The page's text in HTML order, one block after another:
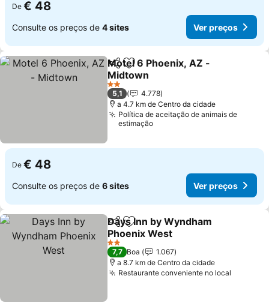
De € 48
Consulte os preços de 4 sites Ver preços
PartilharAdicionar aos favoritos
Motel 6 Phoenix, AZ -
Midtown
2 Estrelas
5,1
4.778
a 4.7 km de Centro da cidade
Política de aceitação de animais de
estimação
De € 48
Consulte os preços de 6 sites Ver preços
PartilharAdicionar aos favoritos
Days Inn by Wyndham
Phoenix West
2 Estrelas
7,7 Boa
1.067
a 8.7 km de Centro da cidade
Restaurante conveniente no local